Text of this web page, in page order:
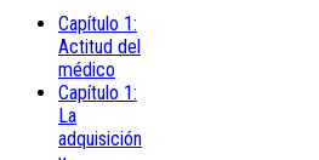
Capítulo 1:
Actitud del
médico
Capítulo 1:
La
adquisición